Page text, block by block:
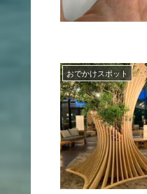
おでかけスポット